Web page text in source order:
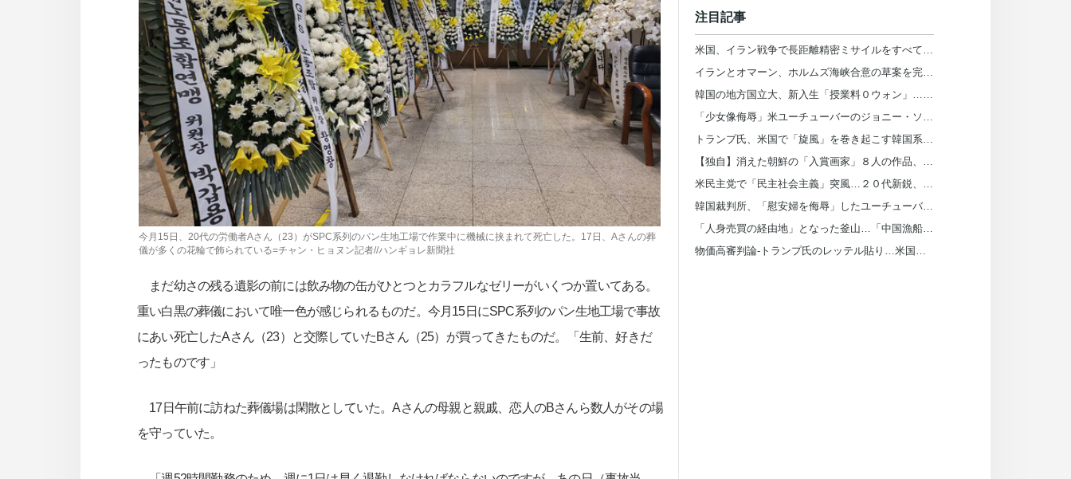
今月15日、20代の労働者Aさん（23）がSPC系列のパン生地工場で作業中に機械に挟まれて死亡した。17日、Aさんの葬
儀が多くの花輪で飾られている=チャン・ヒョヌン記者//ハンギョレ新聞社
まだ幼さの残る遺影の前には飲み物の缶がひとつとカラフルなゼリーがいくつか置いてある。
重い白黒の葬儀において唯一色が感じられるものだ。今月15日にSPC系列のパン生地工場で事故
にあい死亡したAさん（23）と交際していたBさん（25）が買ってきたものだ。「生前、好きだ
ったものです」
17日午前に訪ねた葬儀場は閑散としていた。Aさんの母親と親戚、恋人のBさんら数人がその場
を守っていた。
注目記事
米国、イラン戦争で長距離精密ミサイルをすべて消費
イランとオマーン、ホルムズ海峡合意の草案を完成…統制権・通航料めぐり米国と隔たり
韓国の地方国立大、新入生「授業料０ウォン」…来年から全額奨学金検討
「少女像侮辱」米ユーチューバーのジョニー・ソマリ氏、二審も懲役６カ月の実刑判決
トランプ氏、米国で「旋風」を巻き起こす韓国系知事候補を「共産主義者の狂人」と非難
【独自】消えた朝鮮の「入賞画家」８人の作品、日本の皇室が所蔵していた
米民主党で「民主社会主義」突風…２０代新鋭、１５回当選の現役を破る
韓国裁判所、「慰安婦を侮辱」したユーチューバーによる「正義連の名誉毀損」認める
「人身売買の経由地」となった釜山…「中国漁船、韓国に違法拘束外部委託」
物価高審判論-トランプ氏のレッテル貼り…米国有権者はどちらを選ぶのか